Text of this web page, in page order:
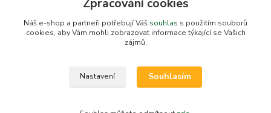
+420 604 278 943
obchod-detskysvet@seznam.cz
Zpracování cookies
Náš e-shop a partneři potřebují Váš souhlas s použitím souborů
cookies, aby Vám mohli zobrazovat informace týkající se Vašich
zájmů.
Nastavení Souhlasím